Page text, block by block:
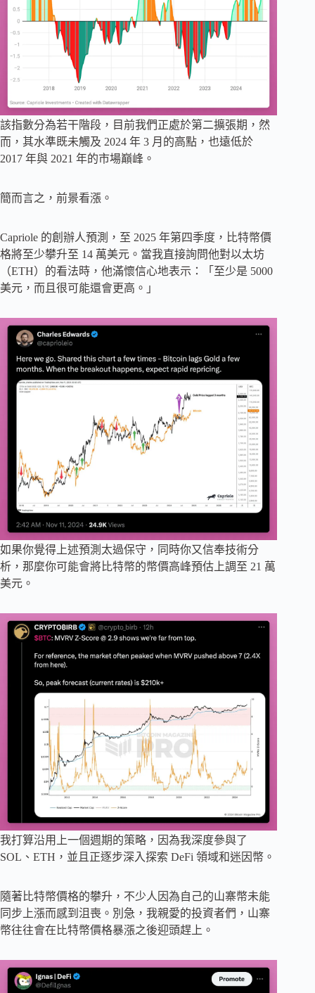
該指數分為若干階段，目前我們正處於第二擴張期，然
而，其水準既未觸及 2024 年 3 月的高點，也遠低於
2017 年與 2021 年的市場巔峰。
簡而言之，前景看漲。
Capriole 的創辦人預測，至 2025 年第四季度，比特幣價
格將至少攀升至 14 萬美元。當我直接詢問他對以太坊
（ETH）的看法時，他滿懷信心地表示：「至少是 5000
美元，而且很可能還會更高。」
如果你覺得上述預測太過保守，同時你又信奉技術分
析，那麼你可能會將比特幣的幣價高峰預估上調至 21 萬
美元。
我打算沿用上一個週期的策略，因為我深度參與了
SOL、ETH，並且正逐步深入探索 DeFi 領域和迷因幣。
隨著比特幣價格的攀升，不少人因為自己的山寨幣未能
同步上漲而感到沮喪。別急，我親愛的投資者們，山寨
幣往往會在比特幣價格暴漲之後迎頭趕上。